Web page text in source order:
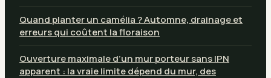
Quand planter un camélia ? Automne, drainage et
erreurs qui coûtent la floraison
Ouverture maximale d’un mur porteur sans IPN
apparent : la vraie limite dépend du mur, des